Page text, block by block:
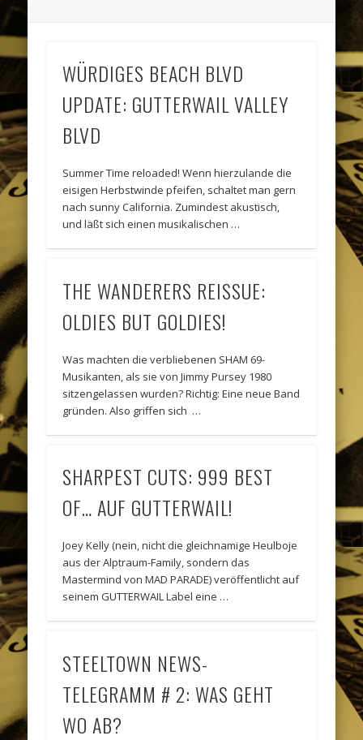
WÜRDIGES BEACH BLVD
UPDATE: GUTTERWAIL VALLEY
BLVD
Summer Time reloaded! Wenn hierzulande die
eisigen Herbstwinde pfeifen, schaltet man gern
nach sunny California. Zumindest akustisch,
und läßt sich einen musikalischen …
THE WANDERERS REISSUE:
OLDIES BUT GOLDIES!
Was machten die verbliebenen SHAM 69-
Musikanten, als sie von Jimmy Pursey 1980
sitzengelassen wurden? Richtig: Eine neue Band
gründen. Also griffen sich …
SHARPEST CUTS: 999 BEST
OF… AUF GUTTERWAIL!
Joey Kelly (nein, nicht die gleichnamige Heulboje
aus der Alptraum-Family, sondern das
Mastermind von MAD PARADE) veröffentlicht auf
seinem GUTTERWAIL Label eine …
STEELTOWN NEWS-
TELEGRAMM # 2: WAS GEHT
WO AB?